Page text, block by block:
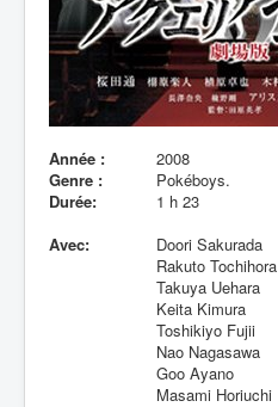
Année :
2008
Genre :
Pokéboys.
Durée:
1 h 23
Avec:
Doori Sakurada
Rakuto Tochihora
Takuya Uehara
Keita Kimura
Toshikiyo Fujii
Nao Nagasawa
Goo Ayano
Masami Horiuchi